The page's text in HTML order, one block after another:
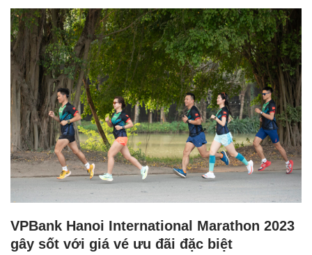
VPBank Hanoi International Marathon 2023
gây sốt với giá vé ưu đãi đặc biệt